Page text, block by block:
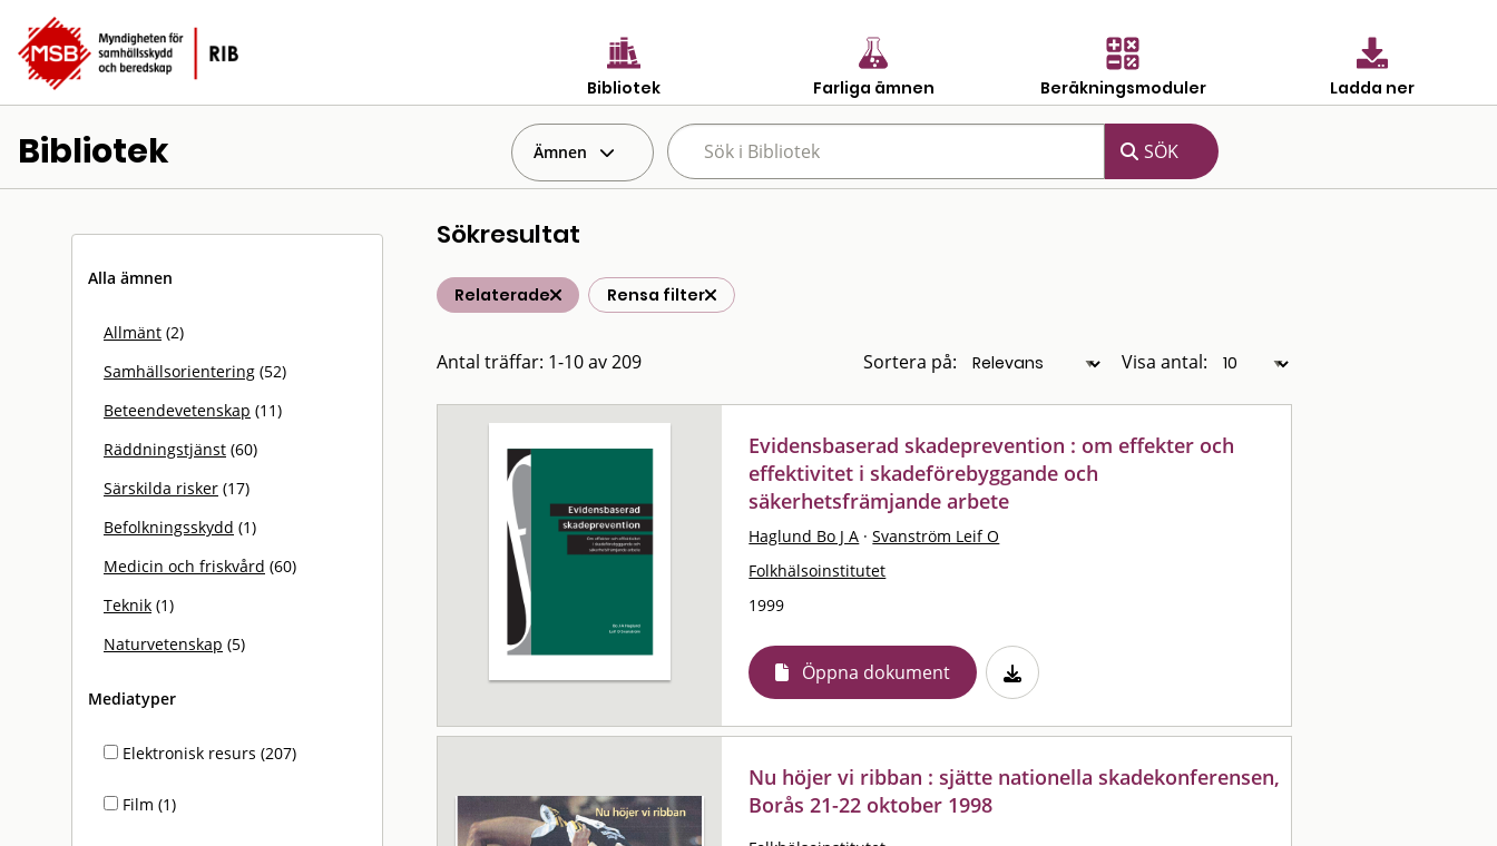
Bibliotek Farliga ämnen Beräkningsmoduler Ladda ner
Bibliotek Ämnen
Alla ämnen
Allmänt (2)
Samhällsorientering (52)
Beteendevetenskap (11)
Räddningstjänst (60)
Särskilda risker (17)
Befolkningsskydd (1)
Medicin och friskvård (60)
Teknik (1)
Naturvetenskap (5)
Mediatyper
Elektronisk resurs (207)
Film (1)
Sökresultat
Relaterade Rensa filter
Antal träffar: 1-10 av 209 Sortera på: Visa antal:
Evidensbaserad skadeprevention : om effekter och
effektivitet i skadeförebyggande och
säkerhetsfrämjande arbete
Haglund Bo J A · Svanström Leif O
Folkhälsoinstitutet
1999
Öppna dokument
Nu höjer vi ribban : sjätte nationella skadekonferensen,
Borås 21-22 oktober 1998